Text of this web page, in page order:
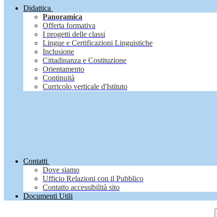
Didattica
Panoramica
Offerta formativa
I progetti delle classi
Lingue e Certificazioni Linguistiche
Inclusione
Cittadinanza e Costituzione
Orientamento
Continuità
Curricolo verticale d'Istituto
Contatti
Dove siamo
Ufficio Relazioni con il Pubblico
Contatto accessibilità sito
Documenti Utili